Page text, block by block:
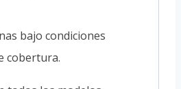
bajo condiciones
cobertura.